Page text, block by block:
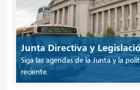
Junta Directiva y
Siga las agendas de la Junta y la
reciente.